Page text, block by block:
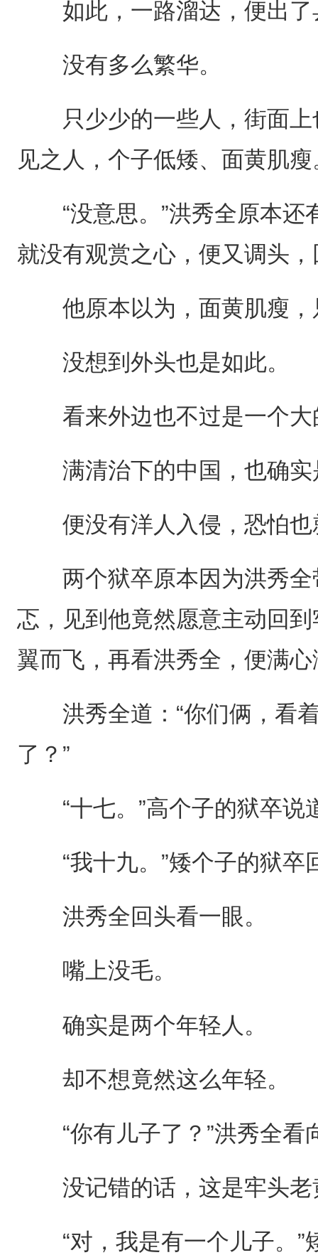
如此，一路溜达，便出了
没有多么繁华。
只少少的一些人，街面上
见之人，个子低矮、面黄肌瘦
“没意思。”洪秀全原本还
就没有观赏之心，便又调头
他原本以为，面黄肌瘦，
没想到外头也是如此。
看来外边也不过是一个大
满清治下的中国，也确实
便没有洋人入侵，恐怕也
两个狱卒原本因为洪秀全
忑，见到他竟然愿意主动回
翼而飞，再看洪秀全，便满
洪秀全道：“你们俩，看着
了？”
“十七。”高个子的狱卒说
“我十九。”矮个子的狱卒
洪秀全回头看一眼。
嘴上没毛。
确实是两个年轻人。
却不想竟然这么年轻。
“你有儿子了？”洪秀全看
没记错的话，这是牢头老
“对，我是有一个儿子。”